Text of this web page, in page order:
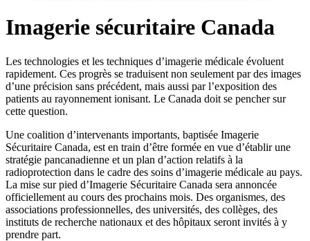
Imagerie sécuritaire Canada
Les technologies et les techniques d’imagerie médicale évoluent
rapidement. Ces progrès se traduisent non seulement par des images
d’une précision sans précédent, mais aussi par l’exposition des
patients au rayonnement ionisant. Le Canada doit se pencher sur
cette question.
Une coalition d’intervenants importants, baptisée Imagerie
Sécuritaire Canada, est en train d’être formée en vue d’établir une
stratégie pancanadienne et un plan d’action relatifs à la
radioprotection dans le cadre des soins d’imagerie médicale au pays.
La mise sur pied d’Imagerie Sécuritaire Canada sera annoncée
officiellement au cours des prochains mois. Des organismes, des
associations professionnelles, des universités, des collèges, des
instituts de recherche nationaux et des hôpitaux seront invités à y
prendre part.